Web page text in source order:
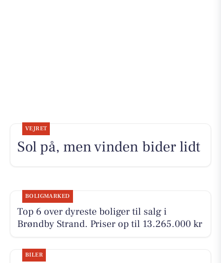
VEJRET
Sol på, men vinden bider lidt
BOLIGMARKED
Top 6 over dyreste boliger til salg i
Brøndby Strand. Priser op til 13.265.000 kr
BILER